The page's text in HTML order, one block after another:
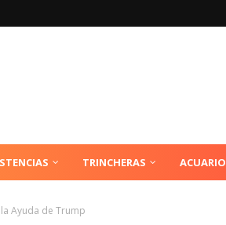
TRINCHERAS ACUARIO
Ayuda de Trump